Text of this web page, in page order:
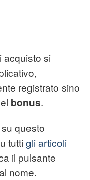
acquisto si
registrato sino
bonus.
questo
tutti gli articoli
il pulsante
nome.